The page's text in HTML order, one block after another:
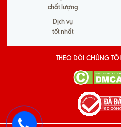
chất lượng
Dịch vụ
tốt nhất
THEO DÕI CHÚNG TÔI